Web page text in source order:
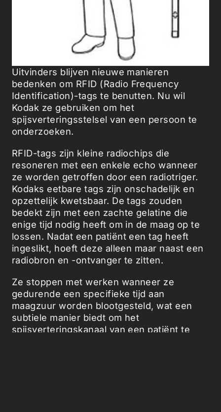
Uitvinders blijven nieuwe manieren
bedenken om RFID (Radio Frequency
Identification)-tags te benutten. Nu wil
Kodak ze gebruiken om het
spijsverteringsstelsel van een persoon te
onderzoeken.
RFID-tags zijn kleine radiochips die
resoneren met een enkele echo wanneer
ze worden getroffen door een radiotriger.
Kodaks eetbare tags zijn onschadelijk en
opzettelijk kwetsbaar. De tags zouden
bedekt zijn met een zachte gelatine die
enige tijd nodig heeft om in de maag op te
lossen. Nadat een patiënt een tag heeft
ingeslikt, hoeft deze alleen maar naast een
radiobron en -ontvanger te zitten.
Ze stoppen met werken wanneer ze
gedurende een specifieke tijd aan
maagzuur worden blootgesteld, wat een
subtiele manier biedt om het
spijsverteringskanaal van een patiënt te